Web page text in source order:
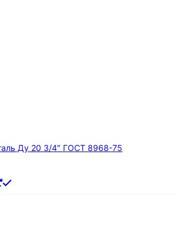
Ду 20 3/4″ ГОСТ 8968-75